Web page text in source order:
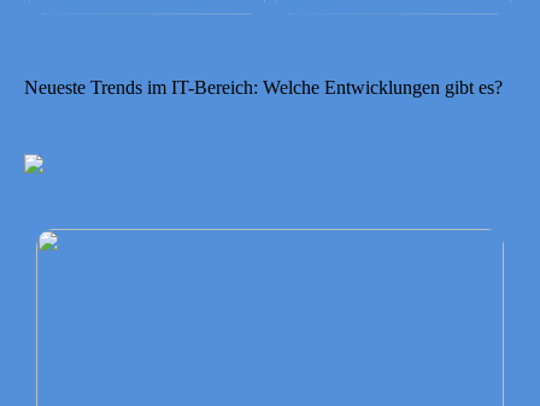
Neueste Trends im IT-Bereich: Welche Entwicklungen gibt es?